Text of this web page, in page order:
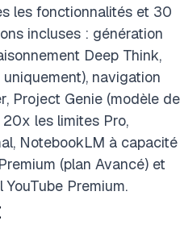
les fonctionnalités et 30
incluses : génération
Deep Think,
navigation
Project Genie (modèle de
les limites Pro,
NotebookLM à capacité
(plan Avancé) et
Premium.